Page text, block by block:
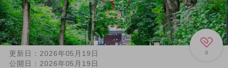
0
更新日： 2026年05月19日
公開日： 2026年05月19日